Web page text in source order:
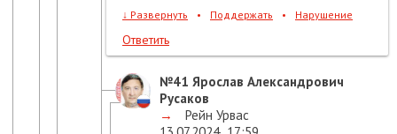
↓ Развернуть • Поддержать • Нарушение
Ответить
№41 Ярослав Александрович
Русаков
→
Рейн Урвас